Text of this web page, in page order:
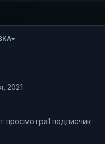
2021
просмотра1 подписчик